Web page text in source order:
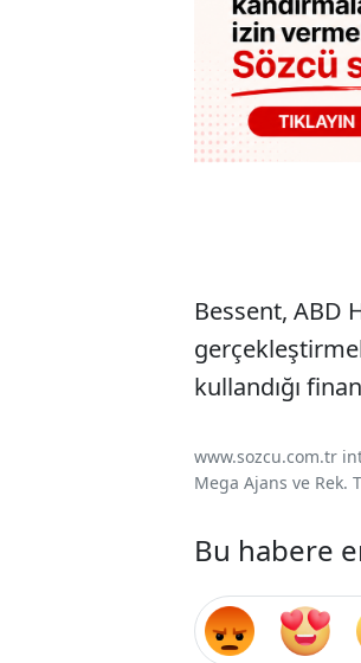
Bessent, ABD
kullandığı
www.sozcu.com.tr
Mega Ajans ve Rek.
Bu habere